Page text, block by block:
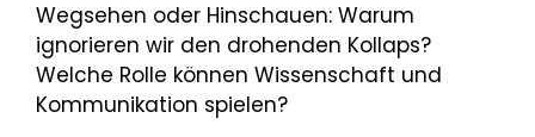
Wegsehen oder Hinschauen: Warum
ignorieren wir den drohenden Kollaps?
Welche Rolle können Wissenschaft und
Kommunikation spielen?